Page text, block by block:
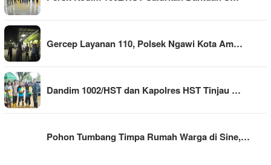
Gercep Layanan 110, Polsek Ngawi Kota Am…
Dandim 1002/HST dan Kapolres HST Tinjau …
Pohon Tumbang Timpa Rumah Warga di Sine,…